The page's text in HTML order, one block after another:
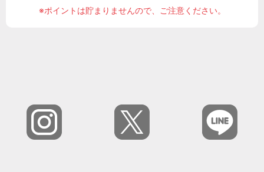
※ポイントは貯まりませんので、ご注意ください。